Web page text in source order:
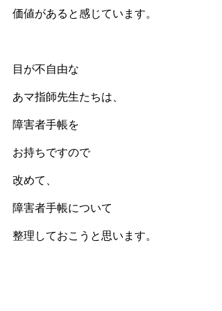
価値があると感じています。
目が不自由な
あマ指師先生たちは、
障害者手帳を
お持ちですので
改めて、
障害者手帳について
整理しておこうと思います。